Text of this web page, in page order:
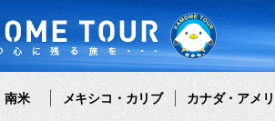
南米 メキシコ・カリブ カナダ・アメ